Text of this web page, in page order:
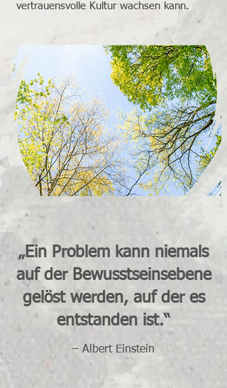
vertrauensvolle Kultur wachsen kann.
„Ein Problem kann niemals
auf der Bewusstseinsebene
gelöst werden, auf der es
entstanden ist.“
– Albert Einstein